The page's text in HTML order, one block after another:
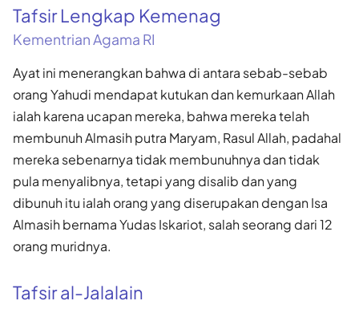
Tafsir Lengkap Kemenag
Kementrian Agama RI
Ayat ini menerangkan bahwa di antara sebab-sebab
orang Yahudi mendapat kutukan dan kemurkaan Allah
ialah karena ucapan mereka, bahwa mereka telah
membunuh Almasih putra Maryam, Rasul Allah, padahal
mereka sebenarnya tidak membunuhnya dan tidak
pula menyalibnya, tetapi yang disalib dan yang
dibunuh itu ialah orang yang diserupakan dengan Isa
Almasih bernama Yudas Iskariot, salah seorang dari 12
orang muridnya.
Tafsir al-Jalalain